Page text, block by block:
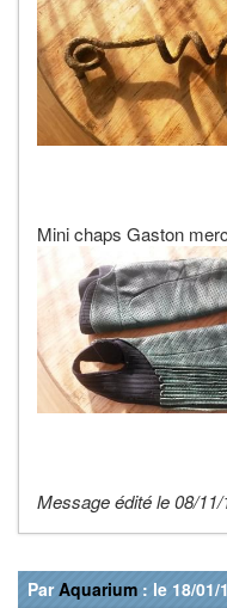
Mini chaps Gaston
Message édité le 08/
ParAquarium : le 18/01/